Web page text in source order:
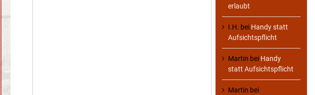
erlaubt
I.H. bei Handy statt
Aufsichtspflicht
Martin bei Handy
statt Aufsichtspflicht
Martin bei